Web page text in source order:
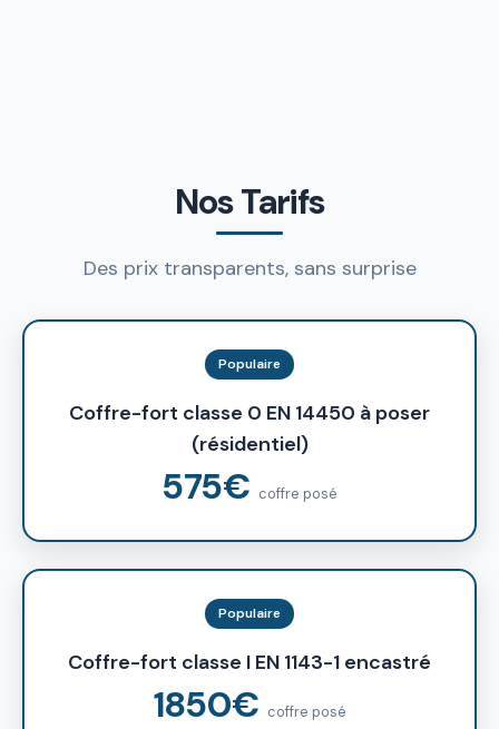
Nos Tarifs
Des prix transparents, sans surprise
Populaire
Coffre-fort classe 0 EN 14450 à poser
(résidentiel)
575€ coffre posé
Populaire
Coffre-fort classe I EN 1143-1 encastré
1850€ coffre posé